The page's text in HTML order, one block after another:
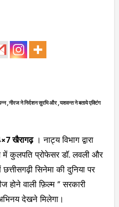
,नीरज ने निर्दशन सुरभि और ,यशवन्त ने बताये एक्टिंग
खैरागढ़। नाट्य विभाग द्वारा
में कुलपति प्रोफेसर डॉ. लवली और
सिनेमा की दुनिया पर
होने वाली फ़िल्म ” सरकारी
देखने मिलेगा।